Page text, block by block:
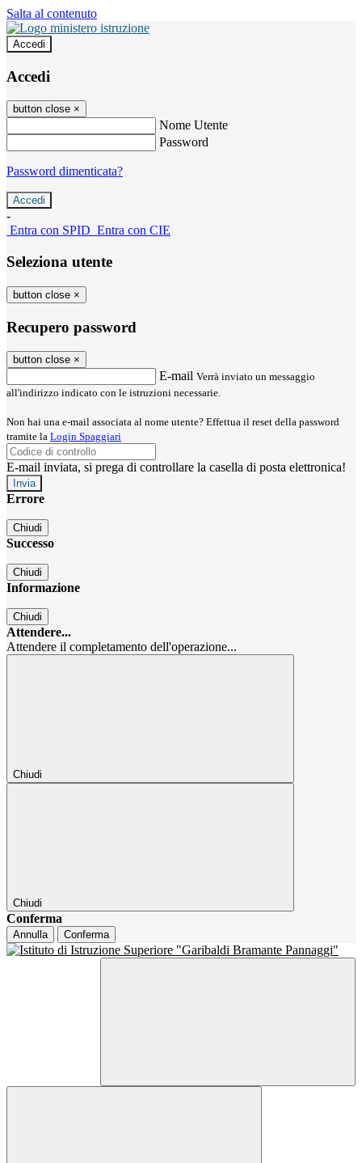
Salta al contenuto
Accedi
Accedi
button close ×
Nome Utente
Password
Password dimenticata?
-
Entra con SPID Entra con CIE
Seleziona utente
button close ×
Recupero password
button close ×
E-mail Verrà inviato un messaggio
all'indirizzo indicato con le istruzioni necessarie.
Non hai una e-mail associata al nome utente? Effettua il reset della password
tramite la Login Spaggiari
E-mail inviata, si prega di controllare la casella di posta elettronica!
Errore
Chiudi
Successo
Chiudi
Informazione
Chiudi
Attendere...
Attendere il completamento dell'operazione...
Chiudi
Chiudi
Conferma
Annulla Conferma